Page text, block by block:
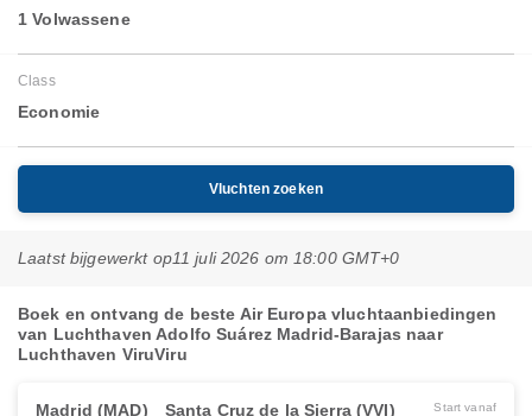
1 Volwassene
Class
Economie
Vluchten zoeken
Laatst bijgewerkt op11 juli 2026 om 18:00 GMT+0
Boek en ontvang de beste Air Europa vluchtaanbiedingen
van Luchthaven Adolfo Suárez Madrid-Barajas naar
Luchthaven ViruViru
Madrid (MAD) Santa Cruz de la Sierra (VVI) Start vanaf